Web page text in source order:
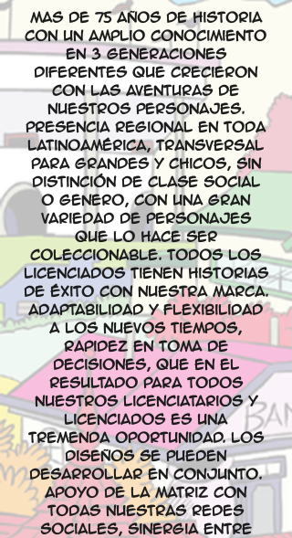
Mas de 75 años de historia
con un amplio conocimiento
en 3 generaciones
diferentes que crecieron
con las aventuras de
nuestros personajes.
Presencia regional en toda
Latinoamérica, transversal
para grandes y chicos, sin
distinción de clase social
o genero, con una gran
variedad de personajes
que lo hace ser
coleccionable. Todos los
licenciados tienen historias
de éxito con nuestra marca.
Adaptabilidad y flexibilidad
a los nuevos tiempos,
rapidez en toma de
decisiones, que en el
resultado para todos
nuestros licenciatarios y
licenciados es una
tremenda oportunidad. los
diseños se pueden
desarrollar en conjunto.
Apoyo de la matriz con
todas nuestras redes
sociales, Sinergia entre